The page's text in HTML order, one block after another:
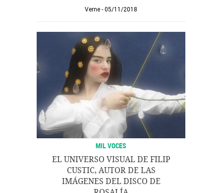
Verne 05/11/2018
MIL VOCES
EL UNIVERSO VISUAL DE FILIP
CUSTIC, AUTOR DE LAS
IMÁGENES DEL DISCO DE